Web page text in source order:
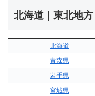
北海道｜東北地方
北海道
青森県
岩手県
宮城県